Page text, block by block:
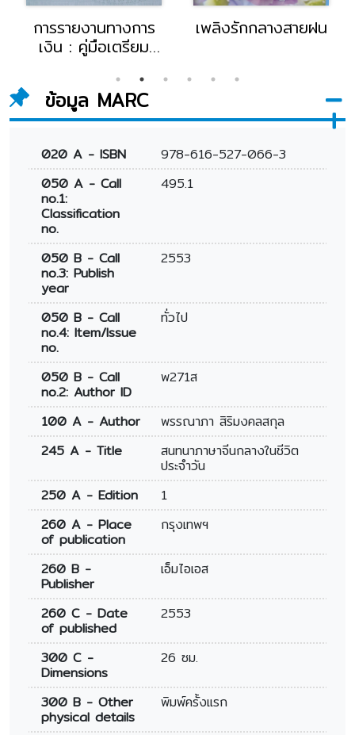
การรายงานทางการ
เงิน : คู่มือเตรียม
การรายงานทางการ
เงินไทย
เพลิงรักกลางสายฝน
ข้อมูล MARC
020 A - ISBN
978-616-527-066-3
050 A - Call
no.1:
Classification
no.
495.1
050 B - Call
no.3: Publish
year
2553
050 B - Call
no.4: Item/Issue
no.
ทั่วไป
050 B - Call
no.2: Author ID
พ271ส
100 A - Author
พรรณาภา สิริมงคลสกุล
245 A - Title
สนทนาภาษาจีนกลางในชีวิต
ประจำวัน
250 A - Edition
1
260 A - Place
of publication
กรุงเทพฯ
260 B -
Publisher
เอ็มไอเอส
260 C - Date
of published
2553
300 C -
Dimensions
26 ซม.
300 B - Other
physical details
พิมพ์ครั้งแรก